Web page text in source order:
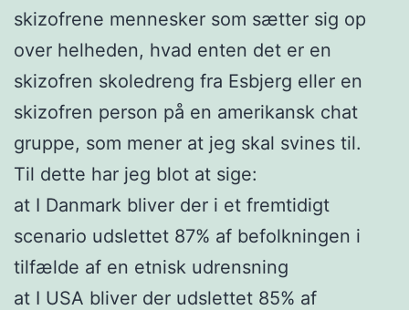
skizofrene mennesker som sætter sig op
over helheden, hvad enten det er en
skizofren skoledreng fra Esbjerg eller en
skizofren person på en amerikansk chat
gruppe, som mener at jeg skal svines til.
Til dette har jeg blot at sige:
at I Danmark bliver der i et fremtidigt
scenario udslettet 87% af befolkningen i
tilfælde af en etnisk udrensning
at I USA bliver der udslettet 85% af